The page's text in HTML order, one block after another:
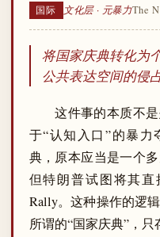
国际 文化层 · 元暴力The
将国家庆典转化为
公共表达空间的侵占
这件事的本质不
于“认知入口”的暴力
典，原本应当是一个
但特朗普试图将其
Rally。这种操作的逻
所谓的“国家庆典”，只